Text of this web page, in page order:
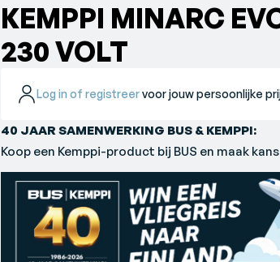
KEMPPI MINARC
230 VOLT
Log in of registreervoor jouw persoonlijke
40 JAAR SAMENWERKING BUS & KEMPPI:
Koop een Kemppi-product bij BUS en maak